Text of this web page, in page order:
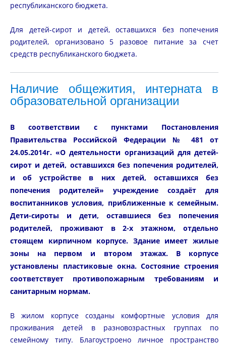
республиканского бюджета.
Для детей-сирот и детей, оставшихся без попечения
родителей, организовано 5 разовое питание за счет
средств республиканского бюджета.
Наличие общежития, интерната в
образовательной организации
В соответствии с пунктами Постановления
Правительства Российской Федерации № 481 от
24.05.2014г. «О деятельности организаций для детей-
сирот и детей, оставшихся без попечения родителей,
и об устройстве в них детей, оставшихся без
попечения родителей» учреждение создаёт для
воспитанников условия, приближенные к семейным.
Дети-сироты и дети, оставшиеся без попечения
родителей, проживают в 2-х этажном, отдельно
стоящем кирпичном корпусе. Здание имеет жилые
зоны на первом и втором этажах. В корпусе
установлены пластиковые окна. Состояние строения
соответствует противопожарным требованиям и
санитарным нормам.
В жилом корпусе созданы комфортные условия для
проживания детей в разновозрастных группах по
семейному типу. Благоустроено личное пространство